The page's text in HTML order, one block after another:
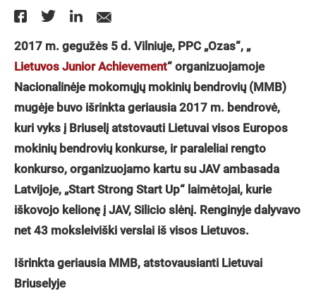
2017 m. gegužės 5 d. Vilniuje, PPC „Ozas“, „
Lietuvos Junior Achievement“ organizuojamoje
Nacionalinėje mokomųjų mokinių bendrovių (MMB)
mugėje buvo išrinkta geriausia 2017 m. bendrovė,
kuri vyks į Briuselį atstovauti Lietuvai visos Europos
mokinių bendrovių konkurse, ir paraleliai rengto
konkurso, organizuojamo kartu su JAV ambasada
Latvijoje, „Start Strong Start Up“ laimėtojai, kurie
iškovojo kelionę į JAV, Silicio slėnį. Renginyje dalyvavo
net 43 moksleiviški verslai iš visos Lietuvos.
Išrinkta geriausia MMB, atstovausianti Lietuvai
Briuselyje